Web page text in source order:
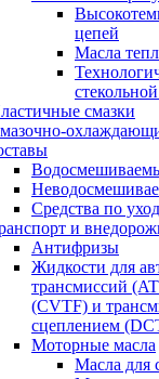
цепей
Масла
смазки
Средства по
и
Антифризы
Жидкости для
трансмиссий
(CVTF) и
сцеплением
Моторные масла
Масла для